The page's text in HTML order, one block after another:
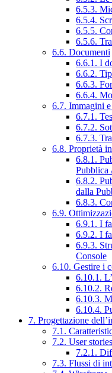
6.5.3.
6.5.4.
6.5.5.
6.5.6.
6.6. Documenti
6.6.1. I
6.6.2.
6.6.3.
6.6.4.
6.7. Immagini
6.7.1.
6.7.2.
6.7.3.
6.8. Proprietà
6.8.1.
Pubblica
6.8.2.
dalla
6.8.3.
6.9.
6.9.1. I
6.9.2. I
6.9.3.
Console
6.10. Gestire i
6.10.1.
6.10.2.
6.10.3.
6.10.4.
7. Progettazione
7.1.
7.2. User
7.2.1.
7.3. Flussi di